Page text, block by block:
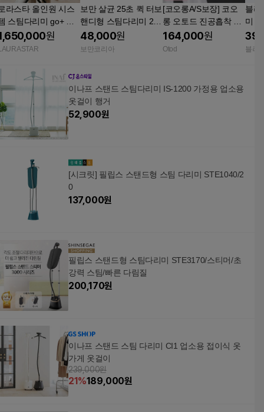
라스타 올인원 시스
스팀다리미 go+ 고
러스 일체형 의류관
기 스탠드형 다리미
원
보만 살균 25초 퀵 터보
핸디형 스팀다리미 2in
1 브러쉬 그레이
48,000원
보만코리아
[코오롱A/S보장] 코오
롱 오토드 진공흡착 스
팀다리미 핸디형
164,000원
Otod
블라
미
이식
블라
이나프 스탠드 스팀다리미 IS-1200 가정용 업소용
옷걸이 행거
52,900원
[시크릿] 필립스 스탠드형 스팀 다리미 STE1040/2
0
137,000원
필립스 스탠드형 스팀다리미 STE3170/스티머/초
강력 스팀/빠른 다림질
200,170원
이나프 스탠드 스팀 다리미 CI1 업소용 접이식 옷
가게 옷걸이
239,000원
21%189,000원